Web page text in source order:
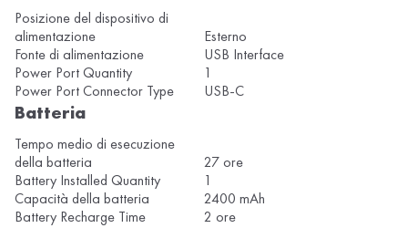
Posizione del dispositivo di
alimentazione
Esterno
Fonte di alimentazione
USB Interface
Power Port Quantity
1
Power Port Connector Type
USB-C
Batteria
Tempo medio di esecuzione
della batteria
27 ore
Battery Installed Quantity
1
Capacità della batteria
2400 mAh
Battery Recharge Time
2 ore